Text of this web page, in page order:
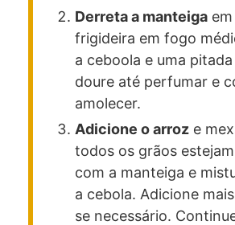
Derreta a manteiga
frigideira em fogo
a ceboola e uma
doure até perfumar e
amolecer.
Adicione o arroz e
todos os grãos
com a manteiga e
a cebola. Adicione
se necessário.